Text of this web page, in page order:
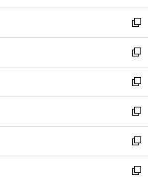
開
く
ウ
で
開
く
ン
ド
ウ
で
開
く
ウ
ィ
ン
ド
ウ
で
開
く
新
し
い
ウ
ィ
ン
ド
ウ
で
開
く
新
し
い
ウ
ィ
ン
ド
ウ
で
新
し
い
ウ
ィ
ン
ド
新
し
い
ウ
ィ
新
し
い
新